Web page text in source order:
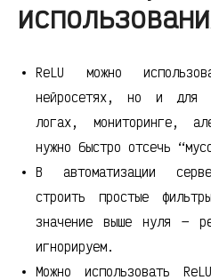
ReLU можно
нейросетях, но и для
логах, мониторинге,
нужно быстро отсечь
В автоматизации
строить простые
значение выше нуля —
игнорируем.
Можно использовать